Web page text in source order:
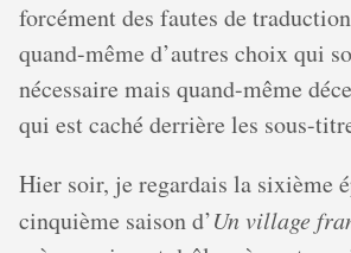
forcément des fautes de
quand-même d’autres choix qui
nécessaire mais quand-même
qui est caché derrière les sous-
Hier soir, je regardais la sixième
cinquième saison d’Un village